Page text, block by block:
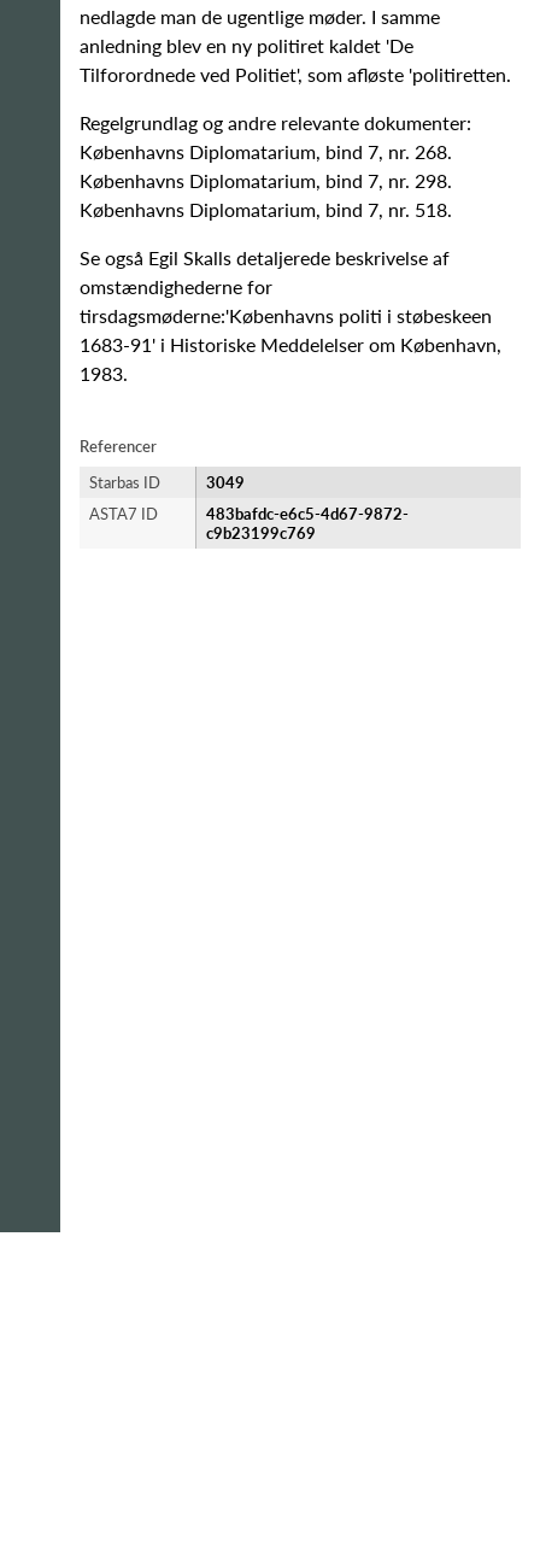
nedlagde man de ugentlige møder. I samme
anledning blev en ny politiret kaldet 'De
Tilforordnede ved Politiet', som afløste 'politiretten.
Regelgrundlag og andre relevante dokumenter:
Københavns Diplomatarium, bind 7, nr. 268.
Københavns Diplomatarium, bind 7, nr. 298.
Københavns Diplomatarium, bind 7, nr. 518.
Se også Egil Skalls detaljerede beskrivelse af
omstændighederne for
tirsdagsmøderne:'Københavns politi i støbeskeen
1683-91' i Historiske Meddelelser om København,
1983.
Referencer
Starbas ID
3049
ASTA7 ID
483bafdc-e6c5-4d67-9872-
c9b23199c769